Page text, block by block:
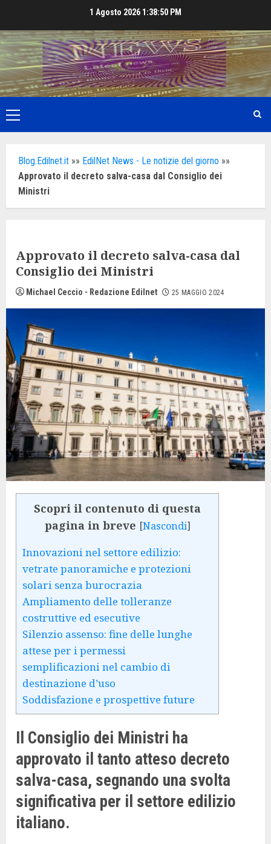
content
1 Agosto 2026 1:38:52 PM
Primary
Menu
Blog.Edilnet.it »» EdilNet News - Le notizie del giorno »»
Approvato il decreto salva-casa dal Consiglio dei
Ministri
Approvato il decreto salva-casa dal
Consiglio dei Ministri
Michael Ceccio - Redazione Edilnet 25 MAGGIO 2024
Scopri il contenuto di questa
pagina in breve [Nascondi]
Innovazioni nel settore edilizio:
vetrate panoramiche e protezioni
solari senza burocrazia
Ampliamento delle tolleranze
costruttive ed esecutive
Silenzio assenso: fine delle lunghe
attese per i permessi
semplificazioni nel cambio di
destinazione d’uso
Soddisfazione e prospettive future
Il Consiglio dei Ministri ha
approvato il tanto atteso decreto
salva-casa, segnando una svolta
significativa per il settore edilizio
italiano.